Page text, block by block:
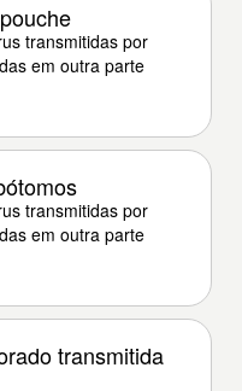
transmitidas por
em outra parte
transmitidas por
em outra parte
transmitida